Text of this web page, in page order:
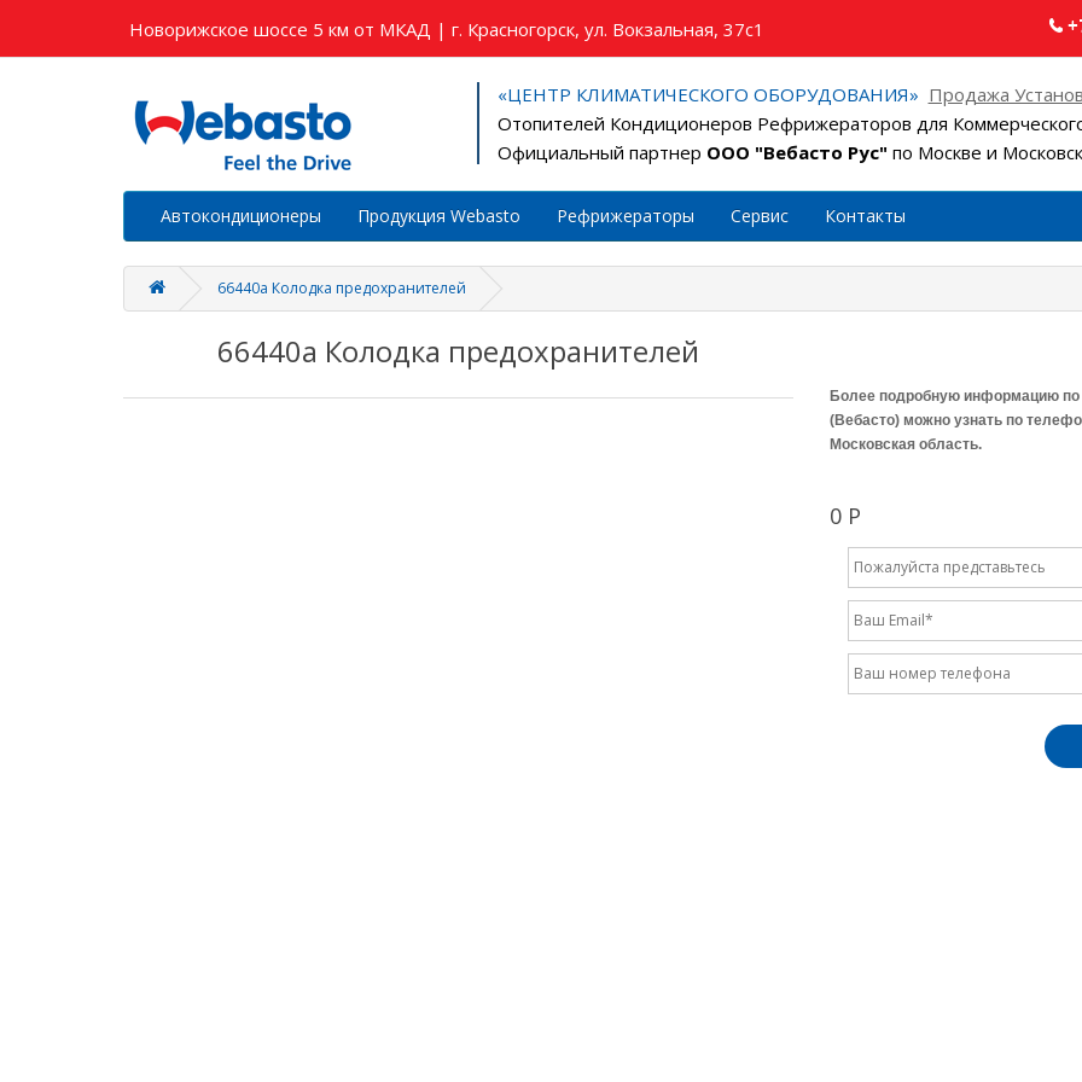
Новорижское шоссе 5 км от МКАД | г. Красногорск, ул. Вокзальная, 37с1
«ЦЕНТР КЛИМАТИЧЕСКОГО ОБОРУДОВАНИЯ» Продажа
Отопителей Кондиционеров Рефрижераторов для
Официальный партнер ООО "Вебасто Рус" по Москве и
Автокондиционеры Продукция Webasto Рефрижераторы Сервис Контакты
66440а Колодка предохранителей
66440а Колодка предохранителей
Более подробную информацию по
(Вебасто) можно узнать по
Московская область.
0 Р